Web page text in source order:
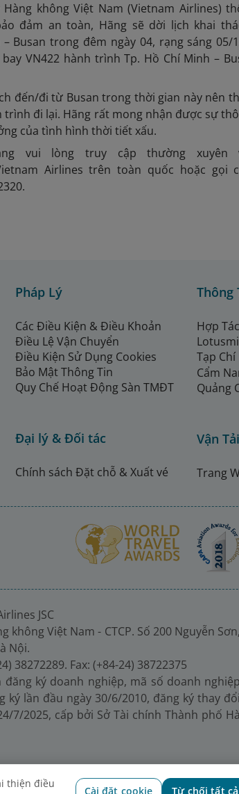
không Việt Nam (Vietnam Airlines)
đảm an toàn, Hãng sẽ dời lịch khai
Busan trong đêm ngày 04, rạng sáng
VN422 hành trình Tp. Hồ Chí Minh –
đến/đi từ Busan trong thời gian này nên
đi lại. Hãng rất mong nhận được sự
của tình hình thời tiết xấu.
vui lòng truy cập thường xuyên
Airlines trên toàn quốc hoặc gọi
Pháp Lý
Các Điều Kiện & Điều Khoản
Điều Lệ Vận Chuyển
Điều Kiện Sử Dụng Cookies
Bảo Mật Thông Tin
Quy Chế Hoạt Động Sàn TMĐT
Đại lý & Đối tác
Chính sách Đặt chỗ & Xuất vé
Thông
Hợp
Tạp
Cẩm
Quảng
Vận
Trang
JSC
không Việt Nam - CTCP. Số 200 Nguyễn Sơn,
Nội.
38272289. Fax: (+84-24) 38722375
đăng ký doanh nghiệp, mã số doanh nghiệp
ký lần đầu ngày 30/6/2010, đăng ký thay đổi
7/2025, cấp bởi Sở Tài chính Thành phố Hà
thiện điều
Cài đặt cookie Từ chối tất cả